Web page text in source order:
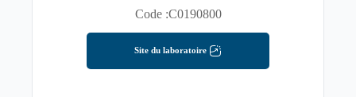
Code :C0190800
Site du laboratoire